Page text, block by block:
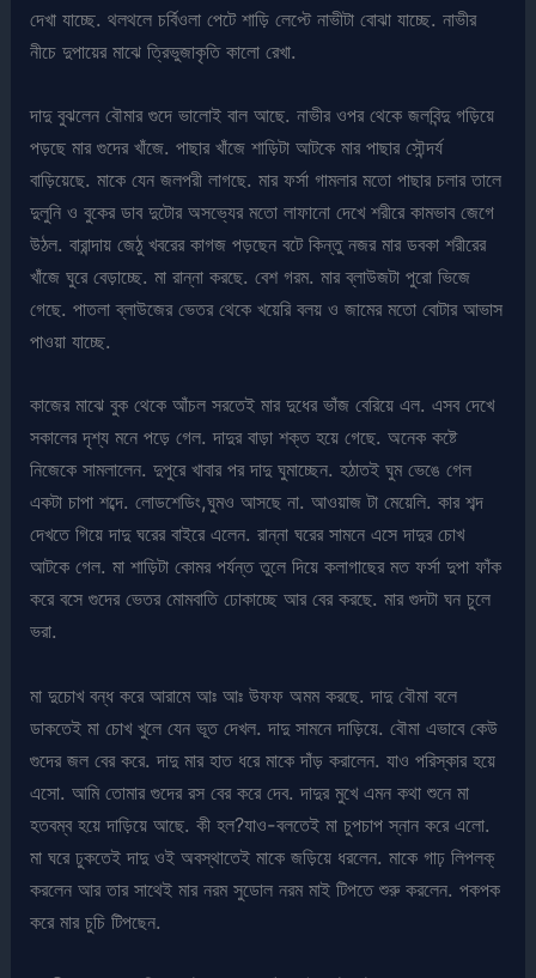
দেখা যাচ্ছে. থলথলে চর্বিওলা পেটে শাড়ি লেপ্টে নাভীটা বোঝা যাচ্ছে. নাভীর
নীচে দুপায়ের মাঝে ত্রিভুজাকৃতি কালো রেখা.
দাদু বুঝলেন বৌমার গুদে ভালোই বাল আছে. নাভীর ওপর থেকে জলবিন্দু গড়িয়ে
পড়ছে মার গুদের খাঁজে. পাছার খাঁজে শাড়িটা আটকে মার পাছার সৌন্দর্য
বাড়িয়েছে. মাকে যেন জলপরী লাগছে. মার ফর্সা গামলার মতো পাছার চলার তালে
দুলুনি ও বুকের ডাব দুটোর অসভ্যের মতো লাফানো দেখে শরীরে কামভাব জেগে
উঠল. বারান্দায় জেঠু খবরের কাগজ পড়ছেন বটে কিন্তু নজর মার ডবকা শরীরের
খাঁজে ঘুরে বেড়াচ্ছে. মা রান্না করছে. বেশ গরম. মার ব্লাউজটা পুরো ভিজে
গেছে. পাতলা ব্লাউজের ভেতর থেকে খয়েরি বলয় ও জামের মতো বোটার আভাস
পাওয়া যাচ্ছে.
কাজের মাঝে বুক থেকে আঁচল সরতেই মার দুধের ভাঁজ বেরিয়ে এল. এসব দেখে
সকালের দৃশ্য মনে পড়ে গেল. দাদুর বাড়া শক্ত হয়ে গেছে. অনেক কষ্টে
নিজেকে সামলালেন. দুপুরে খাবার পর দাদু ঘুমাচ্ছেন. হঠাতই ঘুম ভেঙে গেল
একটা চাপা শব্দে. লোডশেডিং,ঘুমও আসছে না. আওয়াজ টা মেয়েলি. কার শব্দ
দেখতে গিয়ে দাদু ঘরের বাইরে এলেন. রান্না ঘরের সামনে এসে দাদুর চোখ
আটকে গেল. মা শাড়িটা কোমর পর্যন্ত তুলে দিয়ে কলাগাছের মত ফর্সা দুপা ফাঁক
করে বসে গুদের ভেতর মোমবাতি ঢোকাচ্ছে আর বের করছে. মার গুদটা ঘন চুলে
ভরা.
মা দুচোখ বন্ধ করে আরামে আঃ আঃ উফফ অমম করছে. দাদু বৌমা বলে
ডাকতেই মা চোখ খুলে যেন ভূত দেখল. দাদু সামনে দাড়িয়ে. বৌমা এভাবে কেউ
গুদের জল বের করে. দাদু মার হাত ধরে মাকে দাঁড় করালেন. যাও পরিস্কার হয়ে
এসো. আমি তোমার গুদের রস বের করে দেব. দাদুর মুখে এমন কথা শুনে মা
হতবম্ব হয়ে দাড়িয়ে আছে. কী হল?যাও-বলতেই মা চুপচাপ স্নান করে এলো.
মা ঘরে ঢুকতেই দাদু ওই অবস্থাতেই মাকে জড়িয়ে ধরলেন. মাকে গাঢ় লিপলক্
করলেন আর তার সাথেই মার নরম সুডোল নরম মাই টিপতে শুরু করলেন. পকপক
করে মার চুচি টিপছেন.